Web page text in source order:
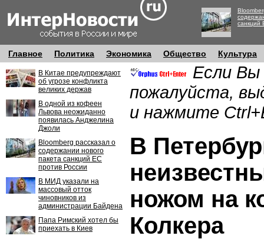
санкций
Главное Политика Экономика Общество Культура
В Китае предупреждают
об угрозе конфликта
великих держав
В одной из кофеен
Львова неожиданно
появилась Анджелина
Джоли
Bloomberg рассказал о
содержании нового
пакета санкций ЕС
против России
В МИД указали на
массовый отток
чиновников из
администрации Байдена
Папа Римский хотел бы
приехать в Киев
Если Вы
пожалуйста,
и нажмите
В
ножом на
Колкера